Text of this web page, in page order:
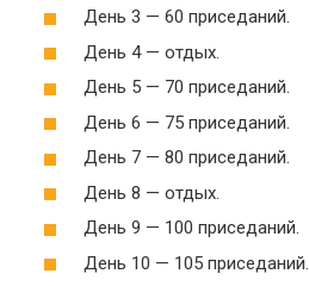
День 3 — 60 приседаний.
День 4 — отдых.
День 5 — 70 приседаний.
День 6 — 75 приседаний.
День 7 — 80 приседаний.
День 8 — отдых.
День 9 — 100 приседаний.
День 10 — 105 приседаний.